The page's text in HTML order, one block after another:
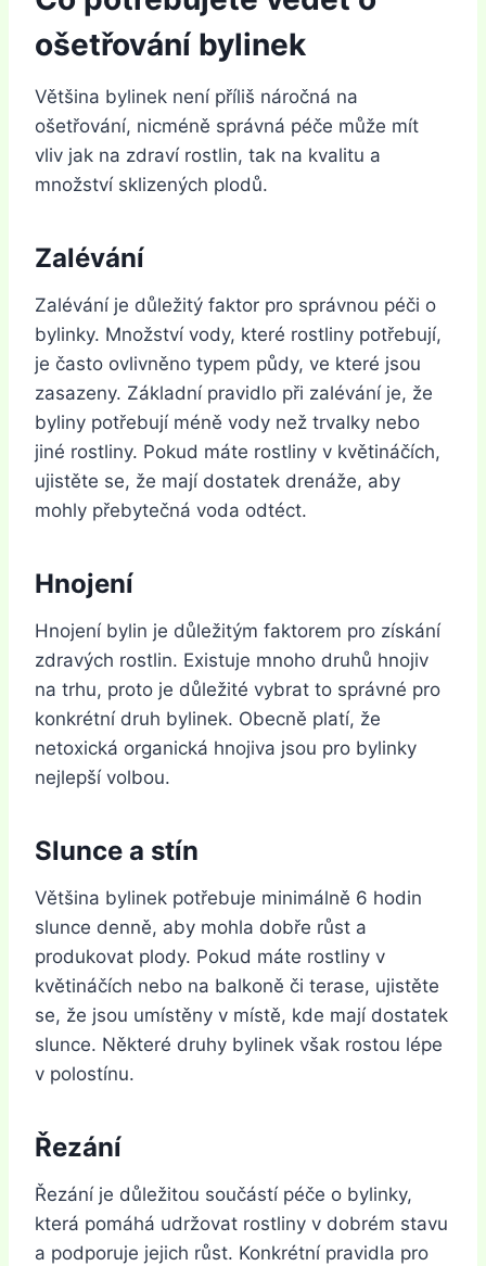
ošetřování bylinek
Většina bylinek není příliš náročná na
ošetřování, nicméně správná péče může mít
vliv jak na zdraví rostlin, tak na kvalitu a
množství sklizených plodů.
Zalévání
Zalévání je důležitý faktor pro správnou péči o
bylinky. Množství vody, které rostliny potřebují,
je často ovlivněno typem půdy, ve které jsou
zasazeny. Základní pravidlo při zalévání je, že
byliny potřebují méně vody než trvalky nebo
jiné rostliny. Pokud máte rostliny v květináčích,
ujistěte se, že mají dostatek drenáže, aby
mohly přebytečná voda odtéct.
Hnojení
Hnojení bylin je důležitým faktorem pro získání
zdravých rostlin. Existuje mnoho druhů hnojiv
na trhu, proto je důležité vybrat to správné pro
konkrétní druh bylinek. Obecně platí, že
netoxická organická hnojiva jsou pro bylinky
nejlepší volbou.
Slunce a stín
Většina bylinek potřebuje minimálně 6 hodin
slunce denně, aby mohla dobře růst a
produkovat plody. Pokud máte rostliny v
květináčích nebo na balkoně či terase, ujistěte
se, že jsou umístěny v místě, kde mají dostatek
slunce. Některé druhy bylinek však rostou lépe
v polostínu.
Řezání
Řezání je důležitou součástí péče o bylinky,
která pomáhá udržovat rostliny v dobrém stavu
a podporuje jejich růst. Konkrétní pravidla pro